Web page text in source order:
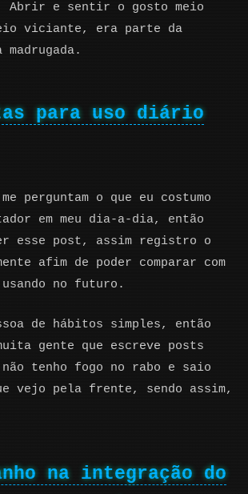
Abrir e sentir o gosto meio
viciante, era parte da
para uso diário
perguntam o que eu costumo
em meu dia-a-dia, então
esse post, assim registro o
afim de poder comparar com
no futuro.
de hábitos simples, então
gente que escreve posts
não tenho fogo no rabo e saio
vejo pela frente, sendo assim,
na integração do